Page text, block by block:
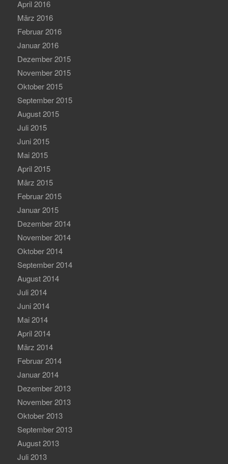
April 2016
März 2016
Februar 2016
Januar 2016
Dezember 2015
November 2015
Oktober 2015
September 2015
August 2015
Juli 2015
Juni 2015
Mai 2015
April 2015
März 2015
Februar 2015
Januar 2015
Dezember 2014
November 2014
Oktober 2014
September 2014
August 2014
Juli 2014
Juni 2014
Mai 2014
April 2014
März 2014
Februar 2014
Januar 2014
Dezember 2013
November 2013
Oktober 2013
September 2013
August 2013
Juli 2013